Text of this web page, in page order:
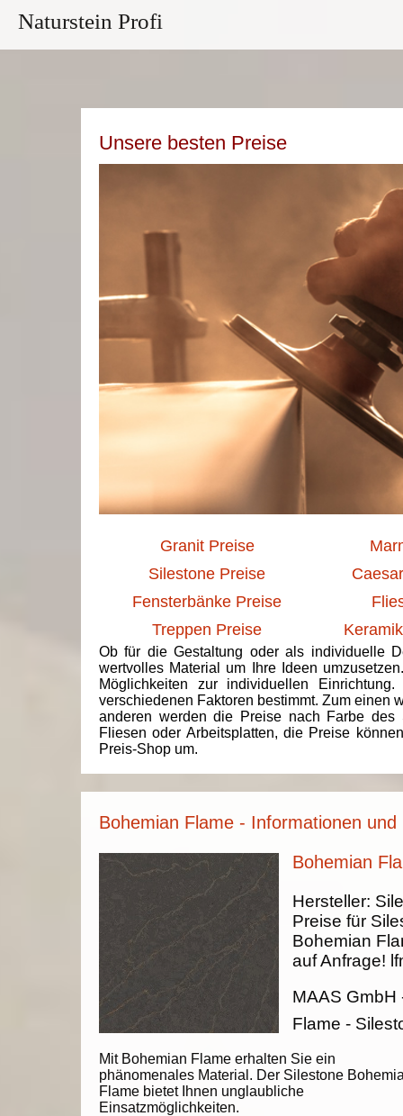
Naturstein Profi
Unsere besten Preise
Granit Preise
Silestone Preise
Fensterbänke Preise
Treppen Preise
Ob für die Gestaltung oder als individuelle
wertvolles Material um Ihre Ideen
Möglichkeiten zur individuellen
verschiedenen Faktoren bestimmt. Zum einen
anderen werden die Preise nach Farbe des
Fliesen oder Arbeitsplatten, die Preise
Preis-Shop um.
Bohemian Flame - Informationen und
Bohemian
Mit Bohemian Flame erhalten Sie ein
phänomenales Material. Der Silestone
Flame bietet Ihnen unglaubliche
Einsatzmöglichkeiten.
Hersteller:
Preise für
Bohemian
auf Anfrage!
MAAS GmbH
Flame -